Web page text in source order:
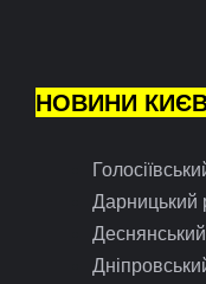
НОВИНИ
Дарницький